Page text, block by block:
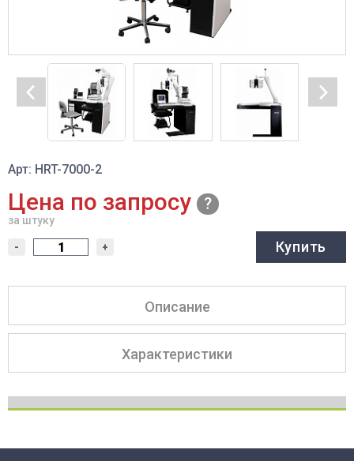
Арт: HRT-7000-2
Цена по запросу
за штуку
- + Купить
Описание
Характеристики